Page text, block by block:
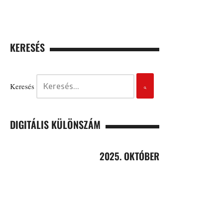
KERESÉS
Keresés
DIGITÁLIS KÜLÖNSZÁM
2025. OKTÓBER